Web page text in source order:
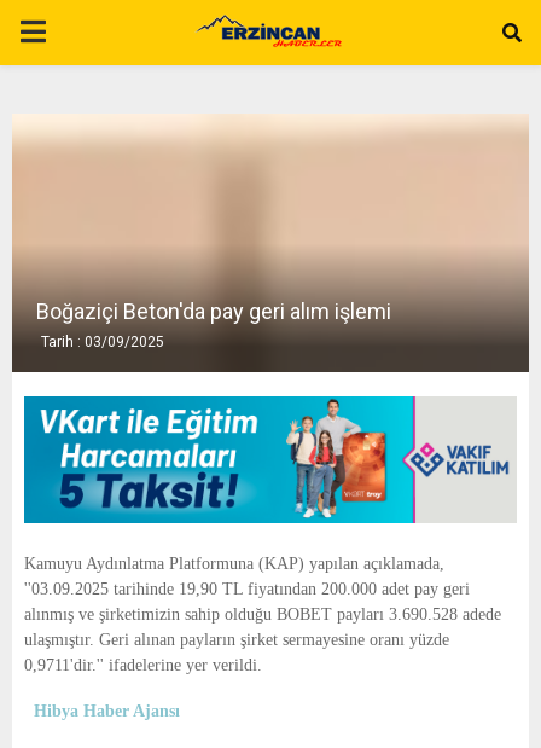
P
A
E
N
Boğaziçi Beton'da pay geri alım işlemi
Tarih : 03/09/2025
Kamuyu Aydınlatma Platformuna (KAP) yapılan açıklamada,
''03.09.2025 tarihinde 19,90 TL fiyatından 200.000 adet pay geri
alınmış ve şirketimizin sahip olduğu BOBET payları 3.690.528 adede
ulaşmıştır. Geri alınan payların şirket sermayesine oranı yüzde
0,9711'dir.'' ifadelerine yer verildi.
Hibya Haber Ajansı